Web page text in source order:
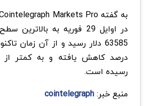
رسیده است.
منبع خبر: